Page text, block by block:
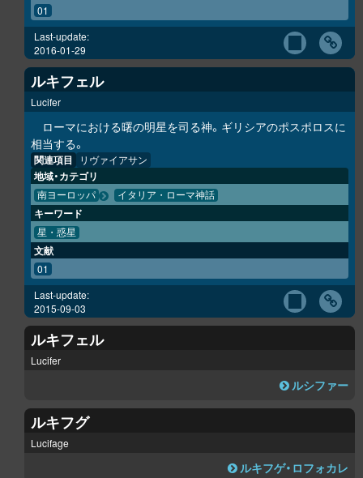
01
Last-update:
2016-01-29
ルキフェル
Lucifer
ローマにおける曙の明星を司る神。ギリシアのポスポロスに
相当する。
関連項目 リヴァイアサン
地域・カテゴリ
南ヨーロッパ イタリア・ローマ神話
キーワード
星・惑星
文献
01
Last-update:
2015-09-03
ルキフェル
Lucifer
ルシファー
ルキフグ
Lucifage
ルキフゲ・ロフォカレ